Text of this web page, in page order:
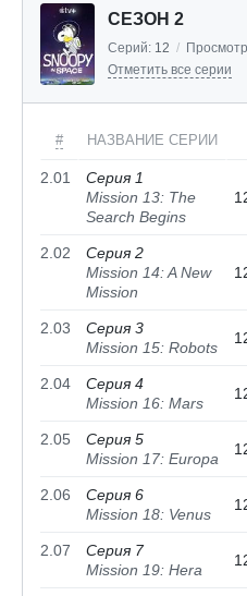
СЕЗОН 2
Серий: 12 /
Отметить все серии
# НАЗВАНИЕ СЕРИИ
2.01
Серия 1
Mission 13: The
Search Begins
2.02
Серия 2
Mission 14: A New
Mission
2.03
Серия 3
Mission 15: Robots
2.04
Серия 4
Mission 16: Mars
2.05
Серия 5
Mission 17: Europa
2.06
Серия 6
Mission 18: Venus
2.07
Серия 7
Mission 19: Hera